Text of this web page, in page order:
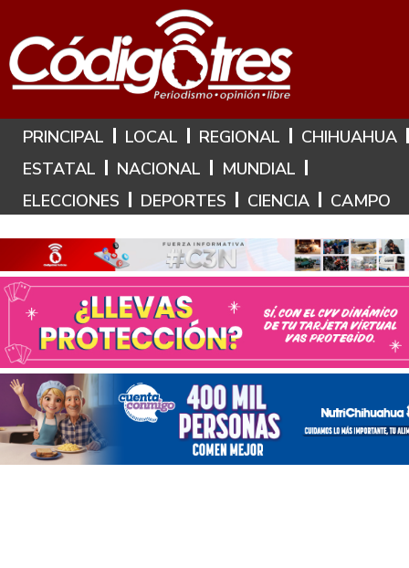
Hoy es: 7 de Agosto de 2026
PRINCIPAL LOCAL REGIONAL
CHIHUAHUA
ESTATAL
NACIONAL
MUNDIAL
ELECCIONES
DEPORTES CIENCIA CAMPO